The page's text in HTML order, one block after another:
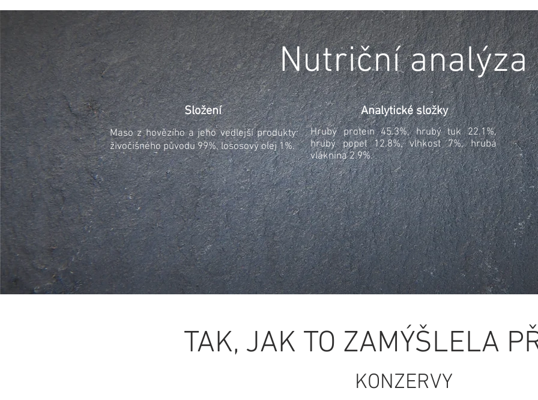
Nutriční analýza
Složení
Maso z hovězího a jeho vedlejší produkty
živočišného původu 99%, lososový olej 1%.
Analytické složky
Hrubý protein 45.3%, hrubý tuk 22.1%,
hrubý popel 12.8%, vlhkost 7%, hrubá
vláknina 2.9%.
TAK, JAK TO ZAMÝŠLELA
KONZERVY